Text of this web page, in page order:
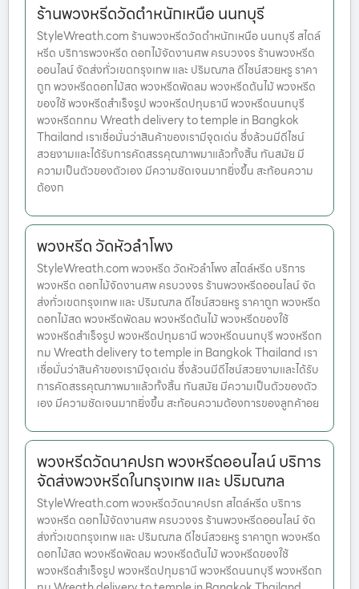
ร้านพวงหรีดวัดตำหนักเหนือ นนทบุรี
StyleWreath.com ร้านพวงหรีดวัดตำหนักเหนือ นนทบุรี สไตล์
หรีด บริการพวงหรีด ดอกไม้จัดงานศพ ครบวงจร ร้านพวงหรีด
ออนไลน์ จัดส่งทั่วเขตกรุงเทพ และ ปริมณฑล ดีไซน์สวยหรู ราคา
ถูก พวงหรีดดอกไม้สด พวงหรีดพัดลม พวงหรีดต้นไม้ พวงหรีด
ของใช้ พวงหรีดสำเร็จรูป พวงหรีดปทุมธานี พวงหรีดนนทบุรี
พวงหรีดกทม Wreath delivery to temple in Bangkok
Thailand เราเชื่อมั่นว่าสินค้าของเรามีจุดเด่น ซึ่งล้วนมีดีไซน์
สวยงามและได้รับการคัดสรรคุณภาพมาแล้วทั้งสิ้น ทันสมัย มี
ความเป็นตัวของตัวเอง มีความชัดเจนมากยิ่งขึ้น สะท้อนความ
ต้องก
พวงหรีด วัดหัวลําโพง
StyleWreath.com พวงหรีด วัดหัวลําโพง สไตล์หรีด บริการ
พวงหรีด ดอกไม้จัดงานศพ ครบวงจร ร้านพวงหรีดออนไลน์ จัด
ส่งทั่วเขตกรุงเทพ และ ปริมณฑล ดีไซน์สวยหรู ราคาถูก พวงหรีด
ดอกไม้สด พวงหรีดพัดลม พวงหรีดต้นไม้ พวงหรีดของใช้
พวงหรีดสำเร็จรูป พวงหรีดปทุมธานี พวงหรีดนนทบุรี พวงหรีดก
ทม Wreath delivery to temple in Bangkok Thailand เรา
เชื่อมั่นว่าสินค้าของเรามีจุดเด่น ซึ่งล้วนมีดีไซน์สวยงามและได้รับ
การคัดสรรคุณภาพมาแล้วทั้งสิ้น ทันสมัย มีความเป็นตัวของตัว
เอง มีความชัดเจนมากยิ่งขึ้น สะท้อนความต้องการของลูกค้าอย
พวงหรีดวัดนาคปรก พวงหรีดออนไลน์ บริการ
จัดส่งพวงหรีดในกรุงเทพ และ ปริมณฑล
StyleWreath.com พวงหรีดวัดนาคปรก สไตล์หรีด บริการ
พวงหรีด ดอกไม้จัดงานศพ ครบวงจร ร้านพวงหรีดออนไลน์ จัด
ส่งทั่วเขตกรุงเทพ และ ปริมณฑล ดีไซน์สวยหรู ราคาถูก พวงหรีด
ดอกไม้สด พวงหรีดพัดลม พวงหรีดต้นไม้ พวงหรีดของใช้
พวงหรีดสำเร็จรูป พวงหรีดปทุมธานี พวงหรีดนนทบุรี พวงหรีดก